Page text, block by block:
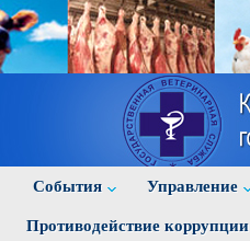
События Управление
Противодействие коррупции